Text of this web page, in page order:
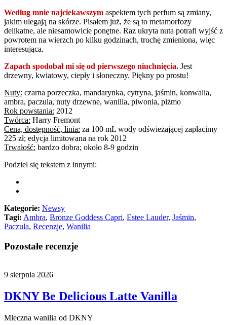
Według mnie najciekawszym aspektem tych perfum są zmiany,
jakim ulegają na skórze. Pisałem już, że są to metamorfozy
delikatne, ale niesamowicie ponętne. Raz ukryta nuta potrafi wyjść z
powrotem na wierzch po kilku godzinach, trochę zmieniona, więc
interesująca.
Zapach spodobał mi się od pierwszego niuchnięcia. Jest
drzewny, kwiatowy, ciepły i słoneczny. Piękny po prostu!
Nuty: czarna porzeczka, mandarynka, cytryna, jaśmin, konwalia,
ambra, paczula, nuty drzewne, wanilia, piwonia, piżmo
Rok powstania: 2012
Twórca: Harry Fremont
Cena, dostępność, linia: za 100 mL wody odświeżającej zapłacimy
225 zł; edycja limitowana na rok 2012
Trwałość: bardzo dobra; około 8-9 godzin
Podziel się tekstem z innymi:
Kategorie: Newsy
Tagi: Ambra, Bronze Goddess Capri, Estee Lauder, Jaśmin,
Paczula, Recenzje, Wanilia
Pozostałe recenzje
9 sierpnia 2026
DKNY Be Delicious Latte Vanilla
Mleczna wanilia od DKNY